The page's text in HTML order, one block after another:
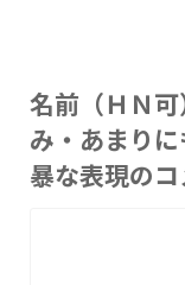
名前（ＨＮ
み・あまり
暴な表現のコ